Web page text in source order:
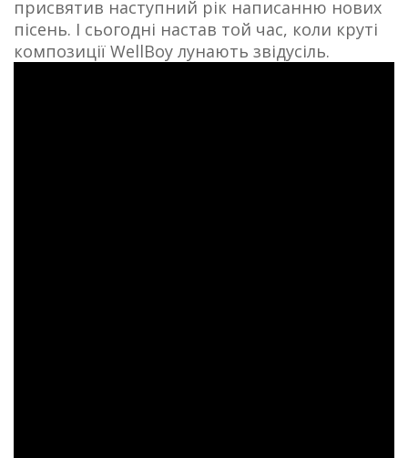
присвятив наступний рік написанню нових
пісень. І сьогодні настав той час, коли круті
композиції WellBoy лунають звідусіль.